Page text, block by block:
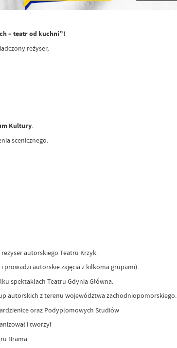
– teatr od kuchni”!
reżyser,
Kultury.
scenicznego.
autorskiego Teatru Krzyk.
i prowadzi autorskie zajęcia z kilkoma grupami).
spektaklach Teatru Gdynia Główna.
autorskich z terenu województwa zachodniopomorskiego.
oraz Podyplomowych Studiów
i tworzył
Brama.